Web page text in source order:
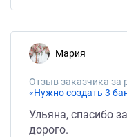
Мария
Отзыв заказчика за
Ульяна, спасибо
дорого.